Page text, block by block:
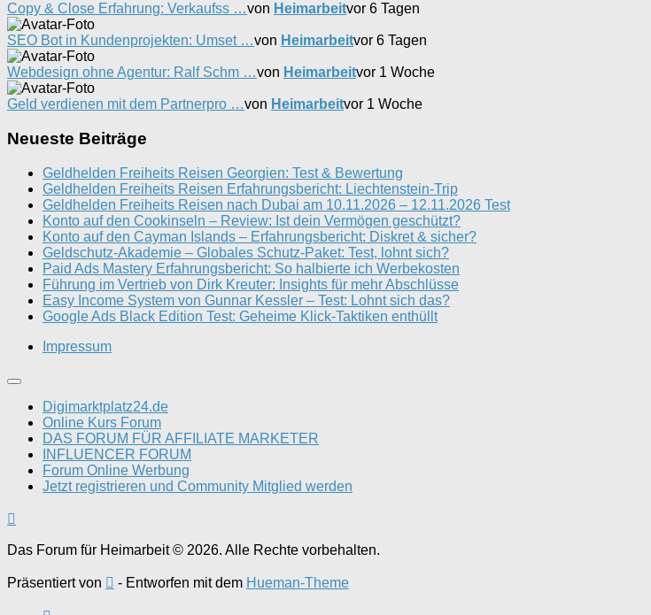
Copy & Close Erfahrung: Verkaufss …von Heimarbeitvor 6 Tagen
SEO Bot in Kundenprojekten: Umset …von Heimarbeitvor 6 Tagen
Webdesign ohne Agentur: Ralf Schm …von Heimarbeitvor 1 Woche
Geld verdienen mit dem Partnerpro …von Heimarbeitvor 1 Woche
Neueste Beiträge
Geldhelden Freiheits Reisen Georgien: Test & Bewertung
Geldhelden Freiheits Reisen Erfahrungsbericht: Liechtenstein-Trip
Geldhelden Freiheits Reisen nach Dubai am 10.11.2026 – 12.11.2026 Test
Konto auf den Cookinseln – Review: Ist dein Vermögen geschützt?
Konto auf den Cayman Islands – Erfahrungsbericht: Diskret & sicher?
Geldschutz-Akademie – Globales Schutz-Paket: Test, lohnt sich?
Paid Ads Mastery Erfahrungsbericht: So halbierte ich Werbekosten
Führung im Vertrieb von Dirk Kreuter: Insights für mehr Abschlüsse
Easy Income System von Gunnar Kessler – Test: Lohnt sich das?
Google Ads Black Edition Test: Geheime Klick-Taktiken enthüllt
Impressum
Digimarktplatz24.de
Online Kurs Forum
DAS FORUM FÜR AFFILIATE MARKETER
INFLUENCER FORUM
Forum Online Werbung
Jetzt registrieren und Community Mitglied werden
Das Forum für Heimarbeit © 2026. Alle Rechte vorbehalten.
Präsentiert von - Entworfen mit dem Hueman-Theme